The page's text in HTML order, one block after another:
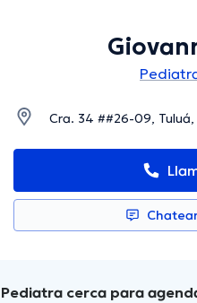
Cra. 34 ##26-09, Tuluá,
Pediatra cerca para